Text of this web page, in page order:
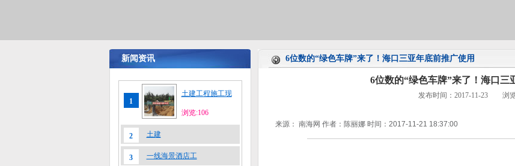
新闻资讯 6位数的“绿色车牌”来了！海口三亚年底前推广使用
1
土建工程施工现
浏览:106
2 土建
3 一线海景酒店工
6位数的“绿色车牌”来了！海口三
发布时间：2017-11-23 浏览
来源： 南海网 作者：陈丽娜 时间：2017-11-21 18:37:00